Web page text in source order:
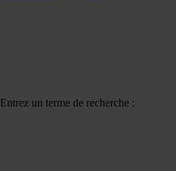
Entrez un terme de recherche :